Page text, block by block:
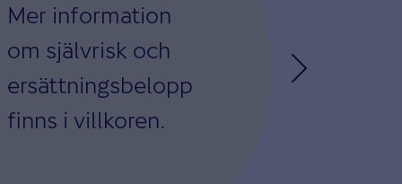
Mer information
om självrisk och
ersättningsbelopp
finns i villkoren.